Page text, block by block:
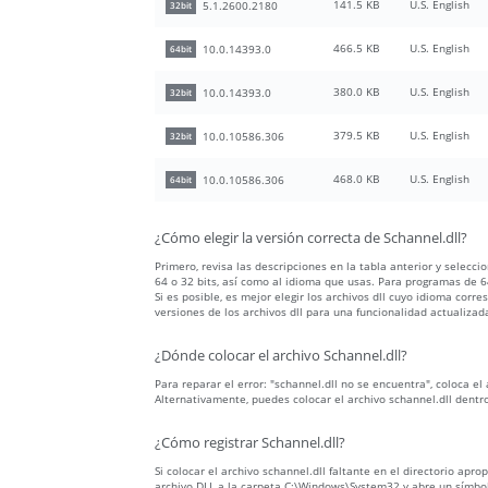
32bit 5.1.2600.2180 141.5 KB U.S. English
64bit 10.0.14393.0 466.5 KB U.S. English
32bit 10.0.14393.0 380.0 KB U.S. English
32bit 10.0.10586.306 379.5 KB U.S. English
64bit 10.0.10586.306 468.0 KB U.S. English
¿Cómo elegir la versión correcta de Schannel.dll?
Primero, revisa las descripciones en la tabla anterior y
64 o 32 bits, así como al idioma que usas. Para programas
Si es posible, es mejor elegir los archivos dll cuyo idioma
versiones de los archivos dll para una funcionalidad
¿Dónde colocar el archivo Schannel.dll?
Para reparar el error: "schannel.dll no se encuentra", coloca
Alternativamente, puedes colocar el archivo schannel.dll
¿Cómo registrar Schannel.dll?
Si colocar el archivo schannel.dll faltante en el directorio